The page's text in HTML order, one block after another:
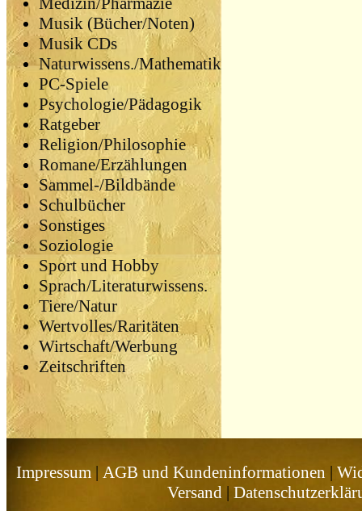
Musik (Bücher/Noten)
Musik CDs
Naturwissens./Mathematik
PC-Spiele
Psychologie/Pädagogik
Ratgeber
Religion/Philosophie
Romane/Erzählungen
Sammel-/Bildbände
Schulbücher
Sonstiges
Soziologie
Sport und Hobby
Sprach/Literaturwissens.
Tiere/Natur
Wertvolles/Raritäten
Wirtschaft/Werbung
Zeitschriften
Impressum| AGB und Kundeninformationen |
Versand |